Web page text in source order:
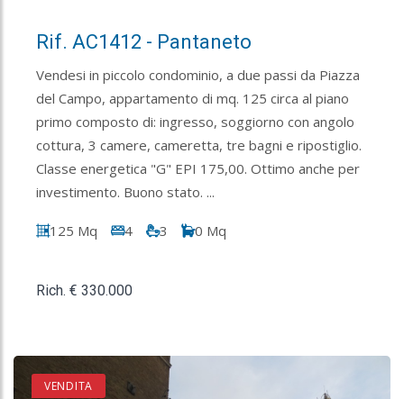
Rif. AC1412 - Pantaneto
Vendesi in piccolo condominio, a due passi da Piazza
del Campo, appartamento di mq. 125 circa al piano
primo composto di: ingresso, soggiorno con angolo
cottura, 3 camere, cameretta, tre bagni e ripostiglio.
Classe energetica "G" EPI 175,00. Ottimo anche per
investimento. Buono stato. ...
125 Mq 4 3 0 Mq
Rich. € 330.000
VENDITA